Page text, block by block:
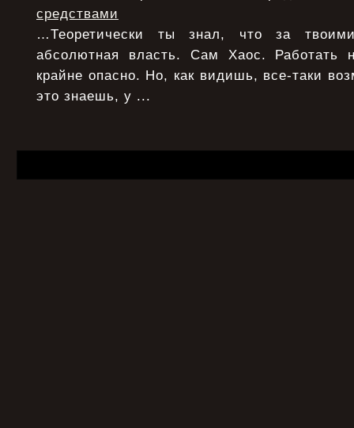
средствами
…Теоретически ты знал, что за
абсолютная власть. Сам Хаос. Работать
крайне опасно. Но, как видишь, все-таки
это знаешь, у ...